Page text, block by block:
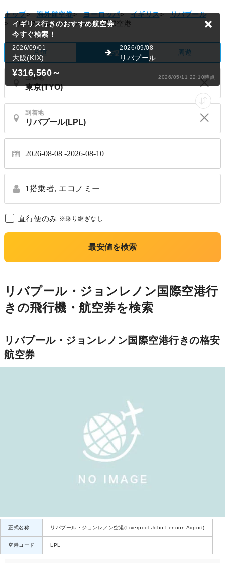
トップ> 海外航空券> ヨーロッパ> イギリス>
リバプール
>
リバプール・ジョンレノン国際空港
片道 往復 周遊
出発地
到着地
2026-08-08 2026-08-10
1搭乗者, エコノミー
直行便のみ ※乗り継ぎなし
最安値を検索
イギリス行きのおすすめ航空券
今すぐ検索！
2026/09/01
大阪(KIX)
2026/09/08
リバプール
¥316,560～ 2026/05/11 22:10時点
リバプール・ジョンレノン国際空港行
きの飛行機・航空券を検索
リバプール・ジョンレノン国際空港行きの格安
航空券
正式名称 リバプール・ジョンレノン空港(Liverpool John Lennon Airport)
空港コード LPL